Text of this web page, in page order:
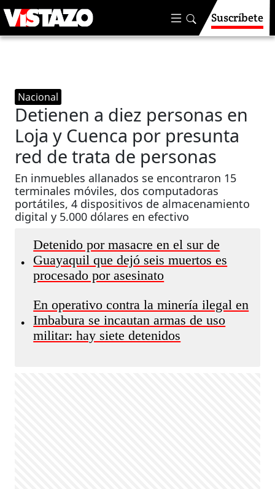
Suscríbete
Nacional
Detienen a diez personas en
Loja y Cuenca por presunta
red de trata de personas
En inmuebles allanados se encontraron 15
terminales móviles, dos computadoras
portátiles, 4 dispositivos de almacenamiento
digital y 5.000 dólares en efectivo
•
Detenido por masacre en el sur de
Guayaquil que dejó seis muertos es
procesado por asesinato
•
En operativo contra la minería ilegal en
Imbabura se incautan armas de uso
militar: hay siete detenidos